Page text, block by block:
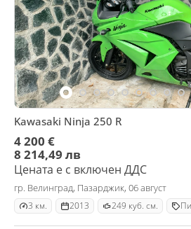
Kawasaki Ninja 250 R
4 200 €
8 214,49 лв
Цената е с включен ДДС
гр. Велинград, Пазарджик, 06 август
3 км. 2013 249 куб. см.